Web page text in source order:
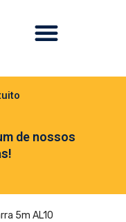
de nossos
5m AL10